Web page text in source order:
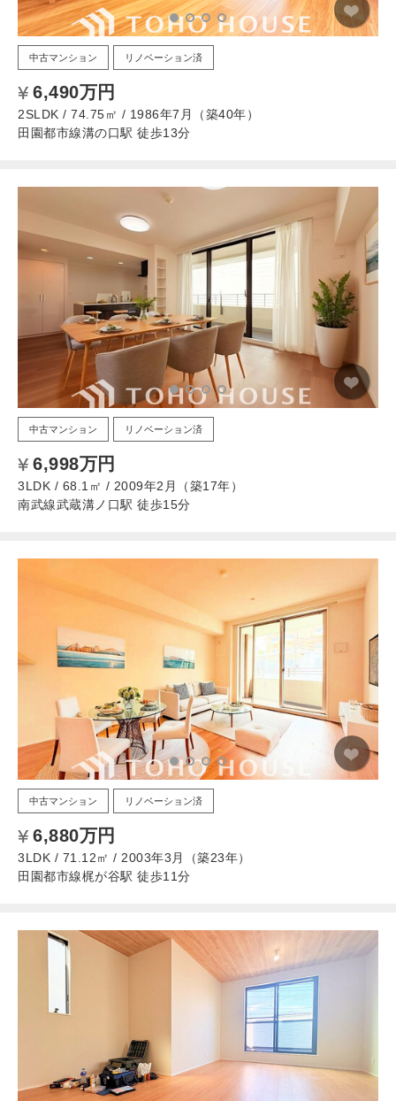
中古マンション リノベーション済
6,490万円
2SLDK / 74.75㎡ / 1986年7月（築40年）
田園都市線溝の口駅 徒歩13分
中古マンション リノベーション済
6,998万円
3LDK / 68.1㎡ / 2009年2月（築17年）
南武線武蔵溝ノ口駅 徒歩15分
中古マンション リノベーション済
6,880万円
3LDK / 71.12㎡ / 2003年3月（築23年）
田園都市線梶が谷駅 徒歩11分